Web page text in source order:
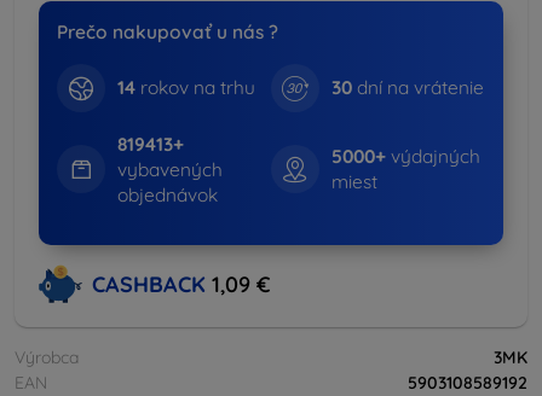
Prečo nakupovať u nás ?
14rokov na trhu 30 dní na vrátenie
819413+
vybavených
objednávok
5000+ výdajných
miest
CASHBACK 1,09 €
Výrobca
3MK
EAN
5903108589192